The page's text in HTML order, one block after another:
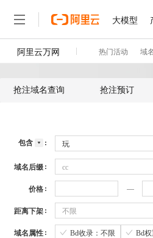
抢注域名查询 抢注预订
包含
域名后缀 cc
价格
距离下架 不限
域名属性 Bd收录：不限 Bd